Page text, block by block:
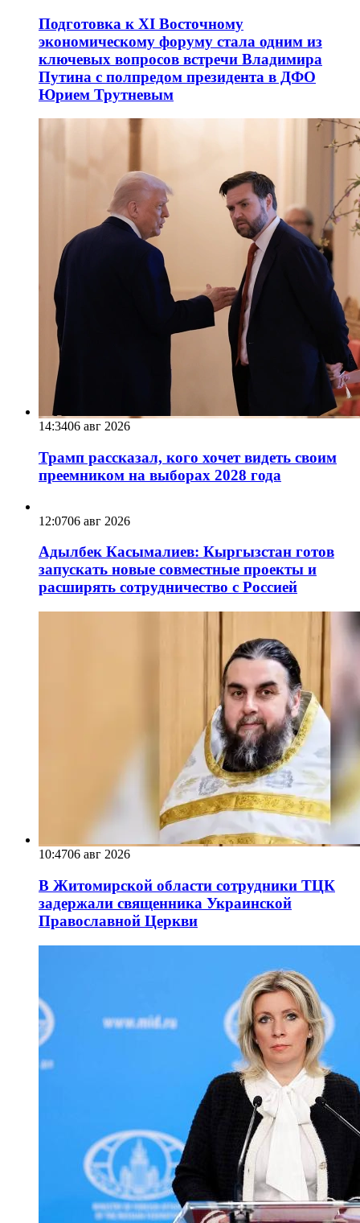
Подготовка к XI Восточному
экономическому форуму стала одним из
ключевых вопросов встречи Владимира
Путина с полпредом президента в ДФО
Юрием Трутневым
14:3406 авг 2026
Трамп рассказал, кого хочет видеть своим
преемником на выборах 2028 года
12:0706 авг 2026
Адылбек Касымалиев: Кыргызстан готов
запускать новые совместные проекты и
расширять сотрудничество с Россией
10:4706 авг 2026
В Житомирской области сотрудники ТЦК
задержали священника Украинской
Православной Церкви